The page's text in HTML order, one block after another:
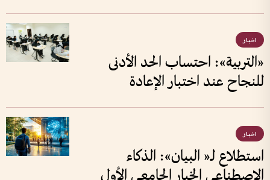
اخبار
«التربية»: احتساب الحد الأدنى
للنجاح عند اختبار الإعادة
اخبار
استطلاع لـ« البيان»: الذكاء